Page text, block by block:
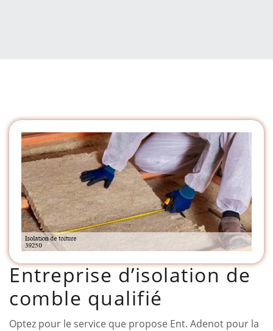
Entreprise d’isolation de
comble qualifié
Optez pour le service que propose Ent. Adenot pour la